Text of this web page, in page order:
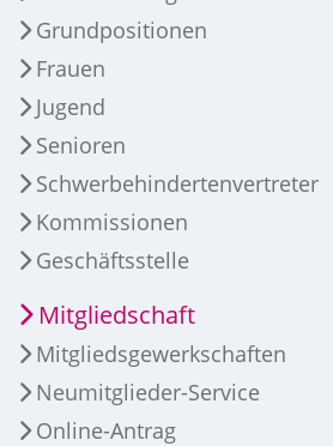
Grundpositionen
Frauen
Jugend
Senioren
Schwerbehindertenvertreter
Kommissionen
Geschäftsstelle
Mitgliedschaft
Mitgliedsgewerkschaften
Neumitglieder-Service
Online-Antrag